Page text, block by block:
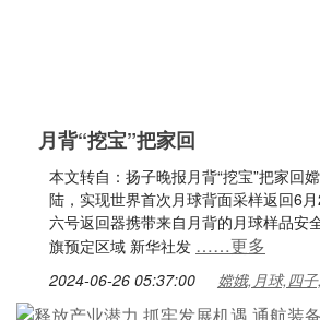
月背“挖宝”把家回
本文转自：扬子晚报月背“挖宝”把家回
陆，实现世界首次月球背面采样返回6
六号返回器携带来自月背的月球样品安
旗预定区域 新华社发 ……更多
2024-06-26 05:37:00 嫦娥,月球,四